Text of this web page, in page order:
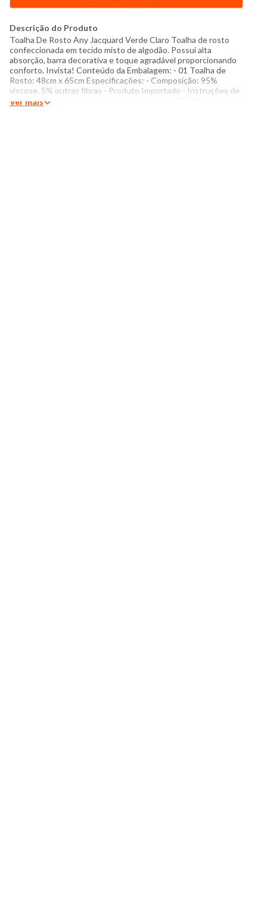
Descrição do Produto
Toalha De Rosto Any Jacquard Verde Claro Toalha de rosto
confeccionada em tecido misto de algodão. Possui alta
absorção, barra decorativa e toque agradável proporcionando
conforto. Invista! Conteúdo da Embalagem: - 01 Toalha de
Rosto: 48cm x 65cm Especificações: - Composição: 95%
viscose, 5% outras fibras - Produto Importado - Instruções de
lavagem: Lavar com temperatura máxima de 60°C Não usar
Ver mais